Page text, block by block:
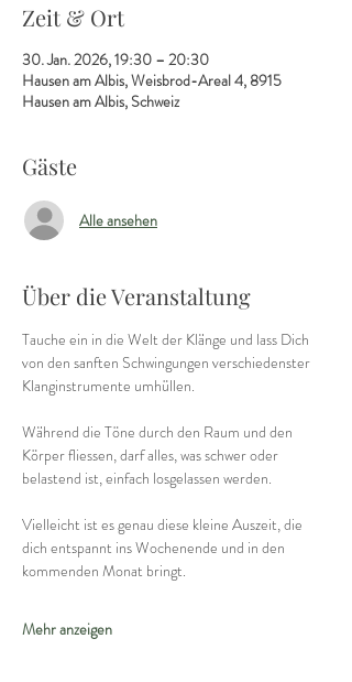
Zeit & Ort
30. Jan. 2026, 19:30 – 20:30
Hausen am Albis, Weisbrod-Areal 4, 8915
Hausen am Albis, Schweiz
Gäste
Alle ansehen
Über die Veranstaltung
Tauche ein in die Welt der Klänge und lass Dich
von den sanften Schwingungen verschiedenster
Klanginstrumente umhüllen.
Während die Töne durch den Raum und den
Körper fliessen, darf alles, was schwer oder
belastend ist, einfach losgelassen werden.
Vielleicht ist es genau diese kleine Auszeit, die
dich entspannt ins Wochenende und in den
kommenden Monat bringt.
Mehr anzeigen